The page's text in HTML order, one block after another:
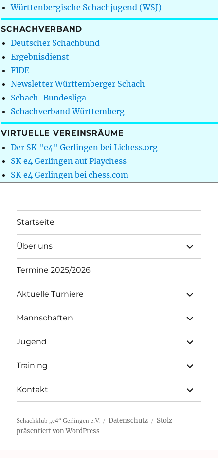
Württenbergische Schachjugend (WSJ)
SCHACHVERBAND
Deutscher Schachbund
Ergebnisdienst
FIDE
Newsletter Württemberger Schach
Schach-Bundesliga
Schachverband Württemberg
VIRTUELLE VEREINSRÄUME
Der SK "e4" Gerlingen bei Lichess.org
SK e4 Gerlingen auf Playchess
SK e4 Gerlingen bei chess.com
Startseite
Über uns
öffnen
Termine 2025/2026
Aktuelle Turniere
öffnen
Mannschaften
öffnen
Jugend
öffnen
Training
öffnen
Kontakt
öffnen
Schachklub „e4“ Gerlingen e.V. Datenschutz
Stolz
präsentiert von WordPress